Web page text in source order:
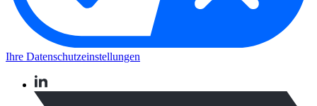
Ihre Datenschutzeinstellungen